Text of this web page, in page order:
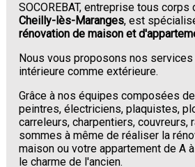
SOCOREBAT, entreprise tous corps
Cheilly-lès-Maranges, est
rénovation de maison et
Nous vous proposons nos
intérieure comme extérieure.
Grâce à nos équipes composées
peintres, électriciens, plaquistes,
carreleurs, charpentiers, couvreurs,
sommes à même de réaliser la
maison ou votre appartement de A
le charme de l'ancien.